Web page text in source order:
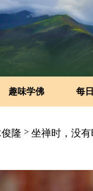
趣味学佛 每
隆 > 坐禅时，没